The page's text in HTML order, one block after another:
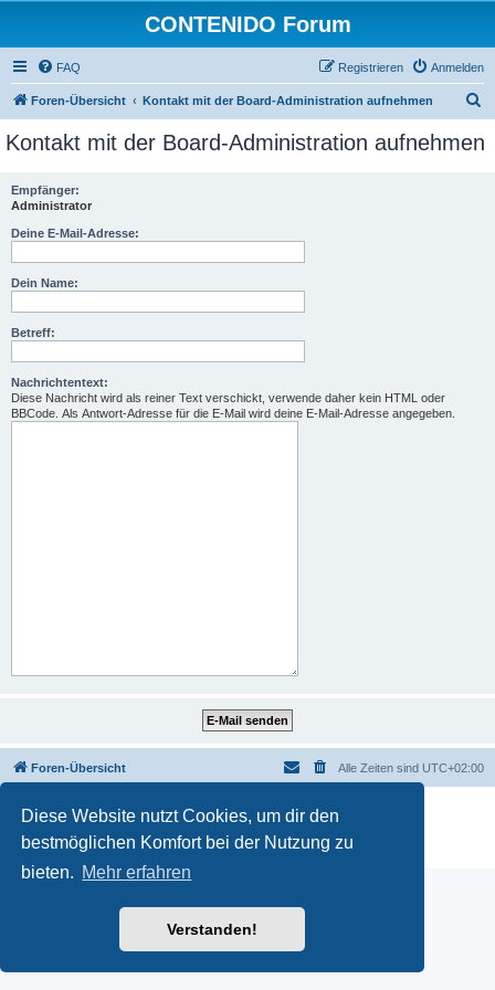
Diese Website nutzt Cookies, um dir den
bestmöglichen Komfort bei der Nutzung zu
bieten. Mehr erfahren
Verstanden!
CONTENIDO Forum
FAQ Anmelden
Registrieren
Foren-Übersicht Kontakt mit der Board-Administration aufnehmen
c
Kontakt mit der Board-Administration aufnehmen
Empfänger:
Administrator
Deine E-Mail-Adresse:
Dein Name:
Betreff:
Nachrichtentext:
Diese Nachricht wird als reiner Text verschickt, verwende daher kein HTML oder
BBCode. Als Antwort-Adresse für die E-Mail wird deine E-Mail-Adresse angegeben.
Foren-Übersicht Alle Zeiten sind UTC+02:00
Powered by phpBB
® Forum Software © phpBB Limited
Deutsche Übersetzung durch
Datenschutz|Nutzungsbedingungen